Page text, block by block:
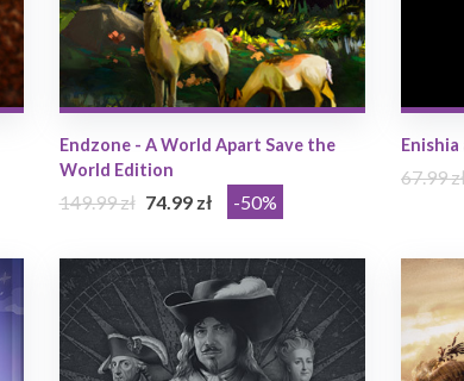
Endzone - A World Apart Save the
World Edition
149.99 zł 74.99 zł -50%
67.99